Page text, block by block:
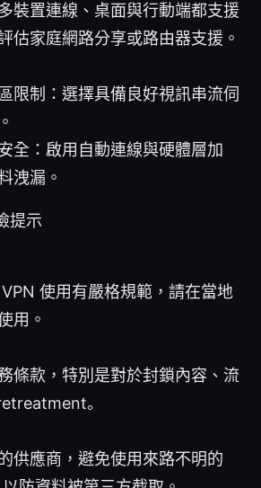
裝置連線、桌面與行動端都支援
估家庭網路分享或路由器支援。
限制：選擇具備良好視訊串流伺
全：啟用自動連線與硬體層加
洩漏。
提示
使用有嚴格規範，請在當地
用。
條款，特別是對於封鎖內容、流
。
供應商，避免使用來路不明的